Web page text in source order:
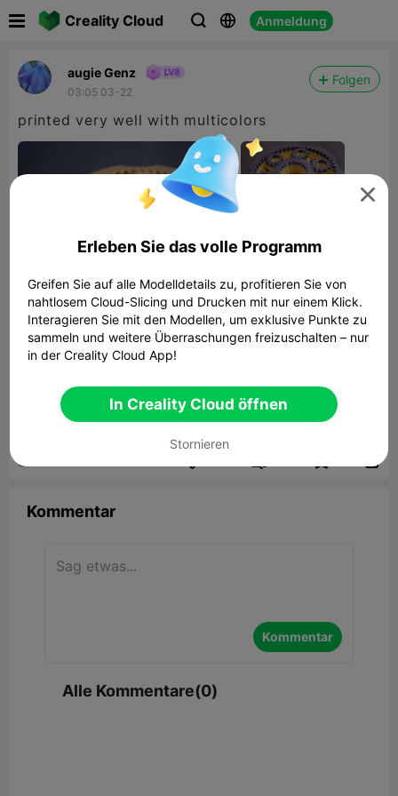
Creality Cloud   Anmeldung
augie Genz
03:05 03-22
Folgen
printed very well with multicolors
5.02MB Zugehöriges 3D-Modell
 
Kommentar
Kommentar
Alle Kommentare(0)

Erleben Sie das volle Programm
Greifen Sie auf alle Modelldetails zu, profitieren Sie von
nahtlosem Cloud-Slicing und Drucken mit nur einem Klick.
Interagieren Sie mit den Modellen, um exklusive Punkte zu
sammeln und weitere Überraschungen freizuschalten – nur
in der Creality Cloud App!
In Creality Cloud öffnen
Stornieren